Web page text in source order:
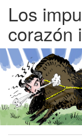
Los
corazón